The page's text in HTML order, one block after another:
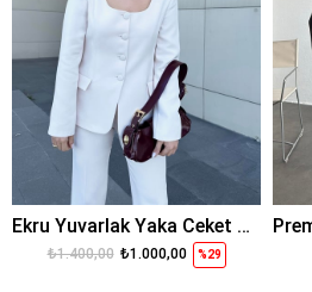
Ekru Yuvarlak Yaka Ceket Pantolon
%29
₺1.000,00
₺1.400,00